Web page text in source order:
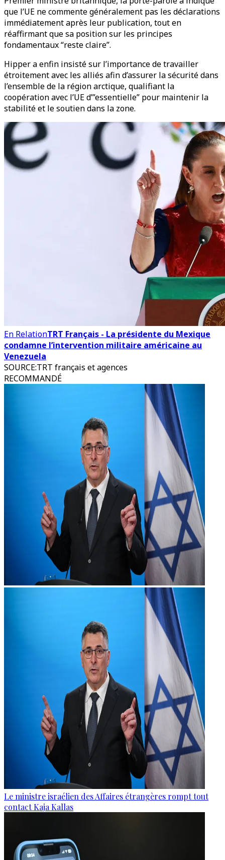
que l’UE ne commente généralement pas les déclarations
immédiatement après leur publication, tout en
réaffirmant que sa position sur les principes
fondamentaux “reste claire”.
Hipper a enfin insisté sur l’importance de travailler
étroitement avec les alliés afin d’assurer la sécurité dans
l’ensemble de la région arctique, qualifiant la
coopération avec l’UE d’”essentielle” pour maintenir la
stabilité et le soutien dans la zone.
En RelationTRT Français - La présidente du Mexique
condamne l’intervention militaire américaine au
Venezuela
SOURCE:TRT français et agences
RECOMMANDÉ
Le ministre israélien des Affaires étrangères rompt tout
contact Kaja Kallas